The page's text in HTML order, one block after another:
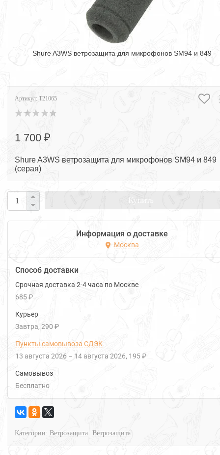
Shure A3WS ветрозащита для микрофонов SM94 и 849
Артикул: T21065
1 700 ₽
Shure A3WS ветрозащита для микрофонов SM94 и 849
(серая)
Купить
Информация о доставке
Москва
Способ доставки
Срочная доставка 2-4 часа по Москве
685 ₽
Курьер
Завтра 290 ₽
Пункты самовывоза СДЭК
13 августа 2026 – 14 августа 2026 195 ₽
Самовывоз
Бесплатно
Категории: Ветрозащита Ветрозащита